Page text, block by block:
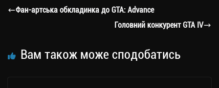
a
er ok Li ли
ти
Фан-артська обкладинка до GTA: Advance
Головний конкурент GTA IV
Вам також може сподобатись